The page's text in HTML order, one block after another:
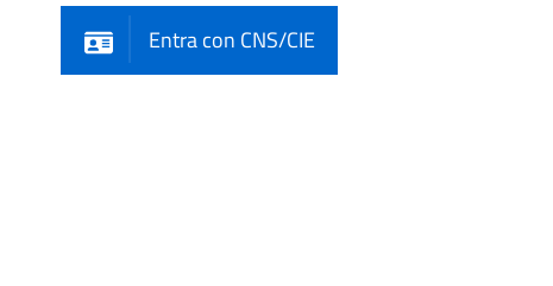
Entra con CNS/CIE